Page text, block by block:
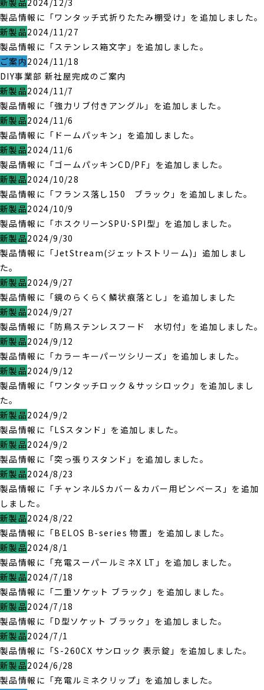
新製品2024/12/3
製品情報に「ワンタッチ式折りたたみ棚受け」を追加しました。
新製品2024/11/27
製品情報に「ステンレス箱文字」を追加しました。
ご案内2024/11/18
DIY事業部 新社屋完成のご案内
新製品2024/11/7
製品情報に「強力リブ付きアングル」を追加しました。
新製品2024/11/6
製品情報に「ドームパッキン」を追加しました。
新製品2024/11/6
製品情報に「ゴームパッキンCD/PF」を追加しました。
新製品2024/10/28
製品情報に「フランス落し150 ブラック」を追加しました。
新製品2024/10/9
製品情報に「ホスクリーンSPU･SPI型」を追加しました。
新製品2024/9/30
製品情報に「JetStream(ジェットストリーム)」追加しまし
た。
新製品2024/9/27
製品情報に「鏡のらくらく鱗状痕落とし」を追加しました
新製品2024/9/27
製品情報に「防鳥ステンレスフード 水切付」を追加しました。
新製品2024/9/12
製品情報に「カラーキーパーツシリーズ」を追加しました。
新製品2024/9/12
製品情報に「ワンタッチロック＆サッシロック」を追加しまし
た。
新製品2024/9/2
製品情報に「LSスタンド」を追加しました。
新製品2024/9/2
製品情報に「突っ張りスタンド」を追加しました。
新製品2024/8/23
製品情報に「チャンネルSカバー＆カバー用ピンベース」を追加
しました。
新製品2024/8/22
製品情報に「BELOS B-series 物置」を追加しました。
新製品2024/8/1
製品情報に「充電スーパールミネX LT」を追加しました。
新製品2024/7/18
製品情報に「二重ソケット ブラック」を追加しました。
新製品2024/7/18
製品情報に「D型ソケット ブラック」を追加しました。
新製品2024/7/1
製品情報に「S-260CX サンロック 表示錠」を追加しました。
新製品2024/6/28
製品情報に「充電ルミネクリップ」を追加しました。